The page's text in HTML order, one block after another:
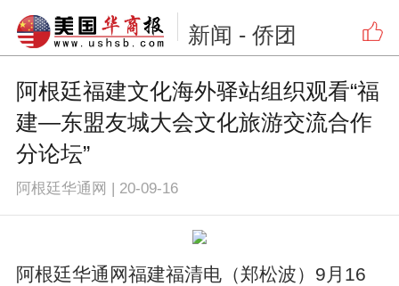
新闻 - 侨团
阿根廷福建文化海外驿站组织观看“福
建—东盟友城大会文化旅游交流合作
分论坛”
阿根廷华通网 | 20-09-16
阿根廷华通网福建福清电（郑松波）9月16